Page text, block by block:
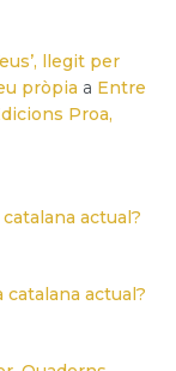
llegit per
pròpia a Entre
Proa,
actual?
actual?